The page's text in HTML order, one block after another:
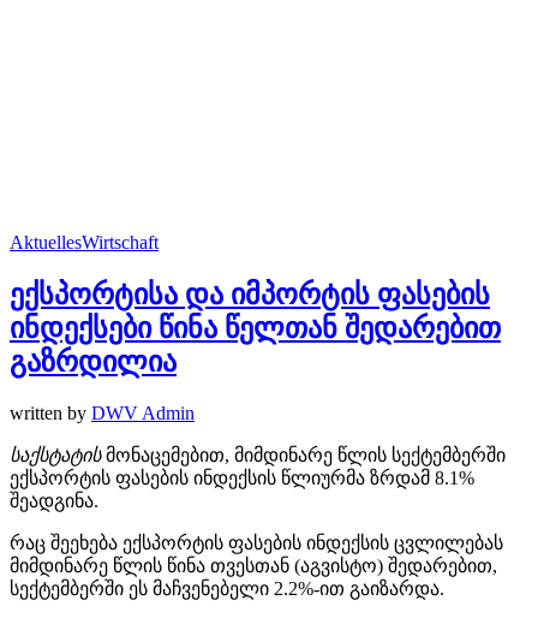
AktuellesWirtschaft
ექსპორტისა და იმპორტის ფასების
ინდექსები წინა წელთან შედარებით
გაზრდილია
written by DWV Admin
საქსტატისმონაცემებით, მიმდინარე წლის სექტემბერში
ექსპორტის ფასების ინდექსის წლიურმა ზრდამ 8.1%
შეადგინა.
რაც შეეხება ექსპორტის ფასების ინდექსის ცვლილებას
მიმდინარე წლის წინა თვესთან (აგვისტო) შედარებით,
სექტემბერში ეს მაჩვენებელი 2.2%-ით გაიზარდა.